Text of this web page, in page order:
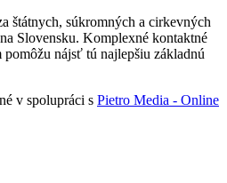
štátnych, súkromných a cirkevných
Slovensku. Komplexné kontaktné
nájsť tú najlepšiu základnú
v spolupráci s Pietro Media - Online